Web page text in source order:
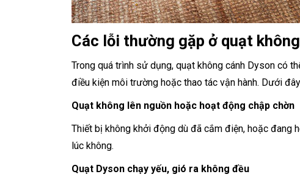
Các lỗi thường gặp ở quạt
Trong quá trình sử dụng, quạt không cánh Dyson có
điều kiện môi trường hoặc thao tác vận hành. Dưới
Quạt không lên nguồn hoặc hoạt động chập chờn
Thiết bị không khởi động dù đã cắm điện, hoặc đang
lúc không.
Quạt Dyson chạy yếu, gió ra không đều